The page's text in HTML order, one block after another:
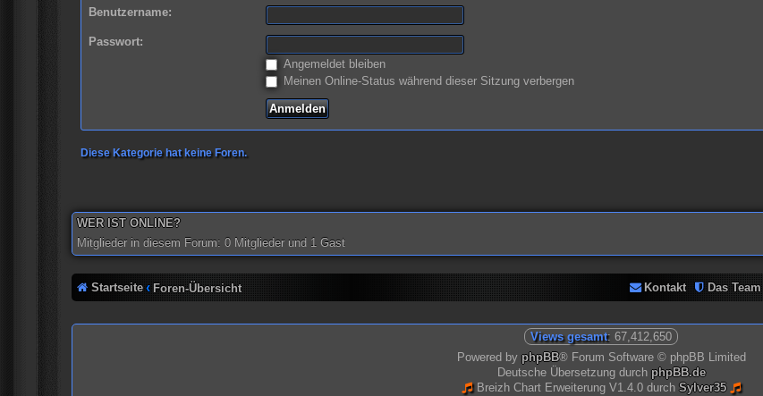
Benutzername:
Passwort:
Angemeldet bleiben
Meinen Online-Status während dieser Sitzung verbergen
Diese Kategorie hat keine Foren.
WER IST ONLINE?
Mitglieder in diesem Forum: 0 Mitglieder und 1 Gast
Startseite Foren-Übersicht Das Team
Kontakt
Views gesamt: 67,412,650
Powered by phpBB® Forum Software © phpBB Limited
Deutsche Übersetzung durch phpBB.de
Breizh Chart Erweiterung V1.4.0 durchSylver35